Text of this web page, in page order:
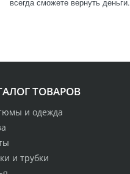
всегда сможете вернуть деньги.
ТОВАРОВ
и одежда
и трубки